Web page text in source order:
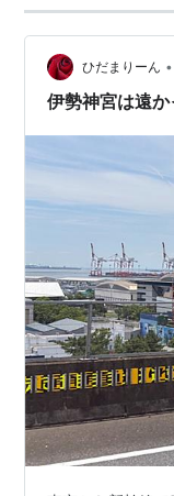
ひだまりーん •
伊勢神宮は遠か